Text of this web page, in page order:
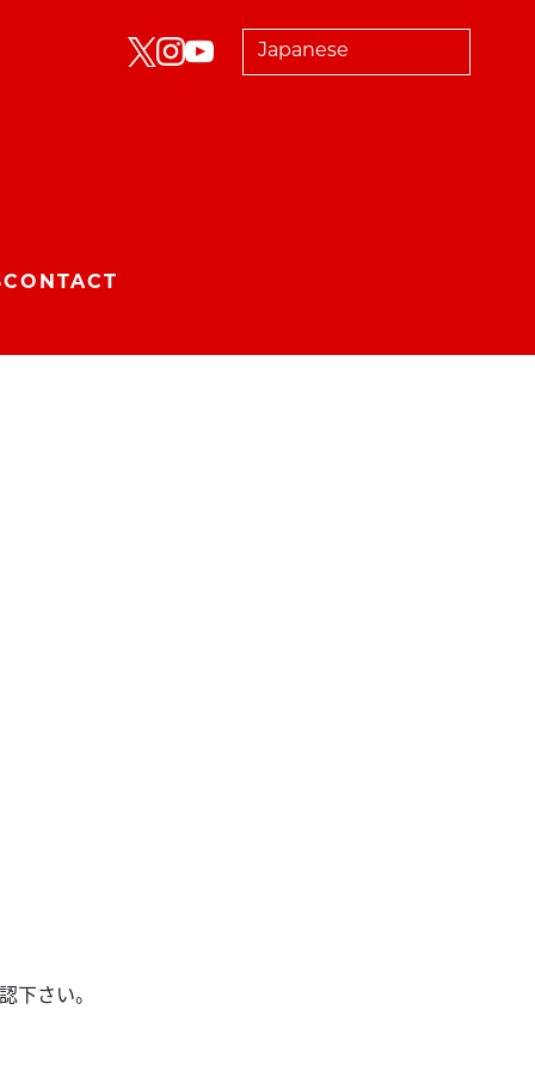
CONTACT
下さい。